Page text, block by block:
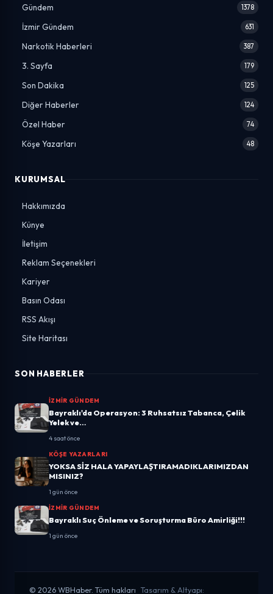
Gündem 1378
İzmir Gündem 631
Narkotik Haberleri 387
3. Sayfa 179
Son Dakika 125
Diğer Haberler 124
Özel Haber 74
Köşe Yazarları 48
KURUMSAL
Hakkımızda
Künye
İletişim
Reklam Seçenekleri
Kariyer
Basın Odası
RSS Akışı
Site Haritası
SON HABERLER
İZMIR GÜNDEM
Bayraklı'da Operasyon: 3 Ruhsatsız Tabanca, Çelik
Yelek ve…
4 saat önce
KÖŞE YAZARLARI
YOKSA SİZ HALA YAPAYLAŞTIRAMADIKLARIMIZDAN
MISINIZ?
1 gün önce
İZMIR GÜNDEM
Bayraklı Suç Önleme ve Soruşturma Büro Amirliği!!!
1 gün önce
© 2026 WBHaber. Tüm hakları Tasarım & Altyapı: